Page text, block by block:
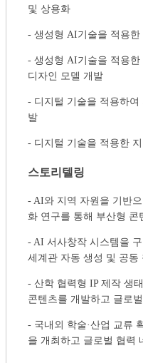
및 상용화
- 생성형 AI기술을 적용
- 생성형 AI기술을 적용한
디자인 모델 개발
- 디지털 기술을 적용하여
발
- 디지털 기술을 적용한
스토리텔링
- AI와 지역 자원을 기반
화 연구를 통해 부산형 콘
- AI 서사창작 시스템을
세계관 자동 생성 및 공동
- 산학 협력형 IP 제작 생
콘텐츠를 개발하고 글로
- 국내외 학술·산업 교류
을 개최하고 글로벌 협력